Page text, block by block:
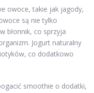
owoce, takie jak jagody,
są nie tylko
błonnik, co sprzyja
Jogurt naturalny
co dodatkowo
smoothie o dodatki,